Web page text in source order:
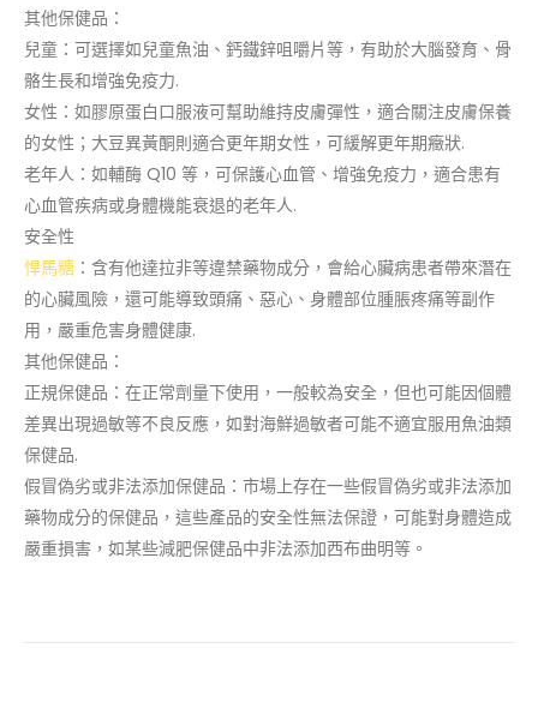
其他保健品：
兒童：可選擇如兒童魚油、鈣鐵鋅咀嚼片等，有助於大腦發育、骨
骼生長和增強免疫力.
女性：如膠原蛋白口服液可幫助維持皮膚彈性，適合關注皮膚保養
的女性；大豆異黃酮則適合更年期女性，可緩解更年期癥狀.
老年人：如輔酶 Q10 等，可保護心血管、增強免疫力，適合患有
心血管疾病或身體機能衰退的老年人.
安全性
悍馬糖 ：含有他達拉非等違禁藥物成分，會給心臟病患者帶來潛在
的心臟風險，還可能導致頭痛、惡心、身體部位腫脹疼痛等副作
用，嚴重危害身體健康.
其他保健品：
正規保健品：在正常劑量下使用，一般較為安全，但也可能因個體
差異出現過敏等不良反應，如對海鮮過敏者可能不適宜服用魚油類
保健品.
假冒偽劣或非法添加保健品：市場上存在一些假冒偽劣或非法添加
藥物成分的保健品，這些產品的安全性無法保證，可能對身體造成
嚴重損害，如某些減肥保健品中非法添加西布曲明等。